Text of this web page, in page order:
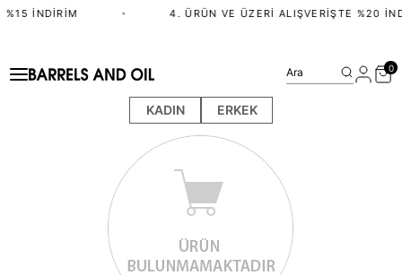
%15 İNDIRIM • 4. ÜRÜN VE ÜZERI ALIŞVERIŞTE %20
KADIN ERKEK
Ara 0